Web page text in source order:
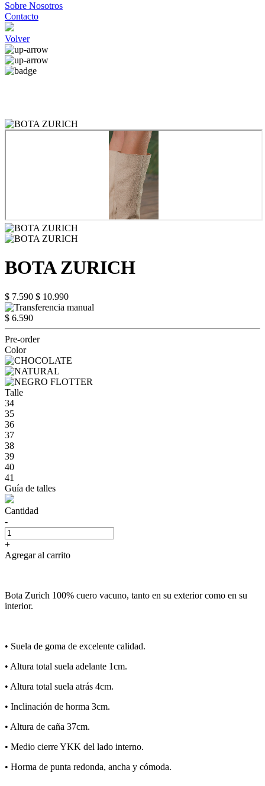
Sobre Nosotros
Contacto
Volver
BOTA ZURICH
$ 7.590 $ 10.990
$ 6.590
Pre-order
Color
Talle
34
35
36
37
38
39
40
41
Guía de talles
Cantidad
-
+
Agregar al carrito
Bota Zurich 100% cuero vacuno, tanto en su exterior como en su
interior.
•⁠ ⁠Suela de goma de excelente calidad.
•⁠ ⁠Altura total suela adelante 1cm.
•⁠ ⁠Altura total suela atrás 4cm.
•⁠ ⁠Inclinación de horma 3cm.
•⁠ ⁠Altura de caña 37cm.
•⁠ ⁠Medio cierre YKK del lado interno.
•⁠ ⁠Horma de punta redonda, ancha y cómoda.